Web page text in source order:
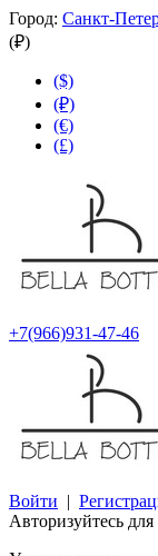
Город: Санкт-
(₽)
($)
(₽)
(€)
(£)
+7(966)931-47-46
Войти |
Авторизуйтесь